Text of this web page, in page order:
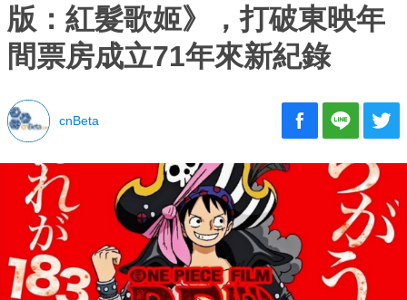
版：紅髮歌姬》，打破東映年
間票房成立71年來新紀錄
cnBeta